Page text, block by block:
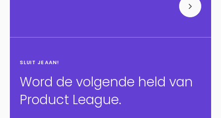
SLUIT JE AAN!
Word de volgende held van
Product League.